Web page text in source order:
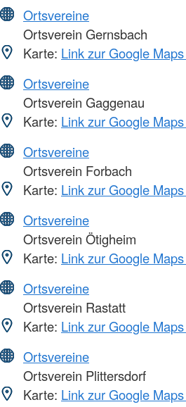
Ortsvereine
Ortsverein Gernsbach
Karte: Link zur Google
Ortsvereine
Ortsverein Gaggenau
Karte: Link zur Google
Ortsvereine
Ortsverein Forbach
Karte: Link zur Google
Ortsvereine
Ortsverein Ötigheim
Karte: Link zur Google
Ortsvereine
Ortsverein Rastatt
Karte: Link zur Google
Ortsvereine
Ortsverein Plittersdorf
Karte: Link zur Google